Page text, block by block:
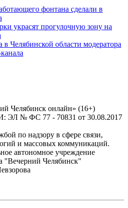
фонтана сделали в
украсят прогулочную зону на
Челябинской области модератора
Челябинск онлайн» (16+)
ЭЛ № ФС 77 - 70831 от 30.08.2017
по надзору в сфере связи,
и массовых коммуникаций.
автономное учреждение
"Вечерний Челябинск"